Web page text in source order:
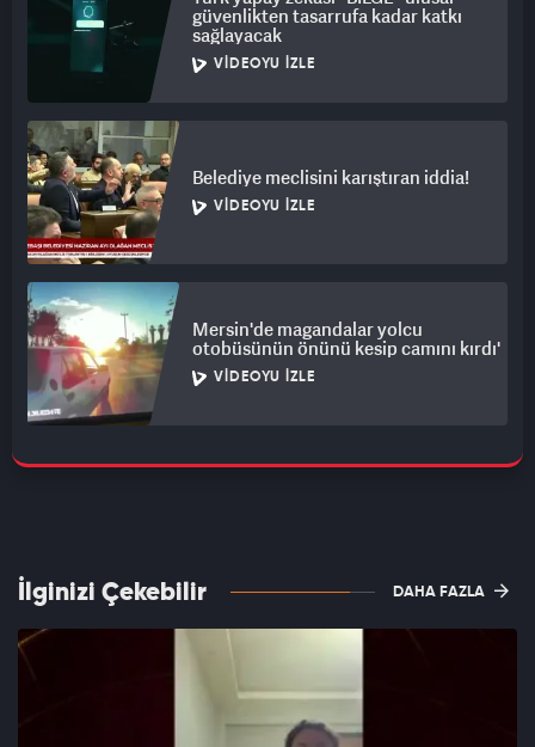
güvenlikten tasarrufa kadar katkı
sağlayacak
VIDEOYU İZLE
Belediye meclisini karıştıran iddia!
VIDEOYU İZLE
Mersin'de magandalar yolcu
otobüsünün önünü kesip camını kırdı'
VIDEOYU İZLE
İlginizi Çekebilir DAHA FAZLA